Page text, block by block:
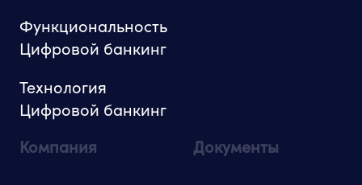
Функциональность
Цифровой банкинг
Технология
Цифровой банкинг
Компания Документы